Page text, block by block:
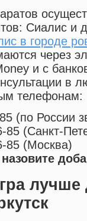
Сиалис и
в городе
через
и с
в
телефонам:
(по России
85 (Санкт-
85 (Москва)